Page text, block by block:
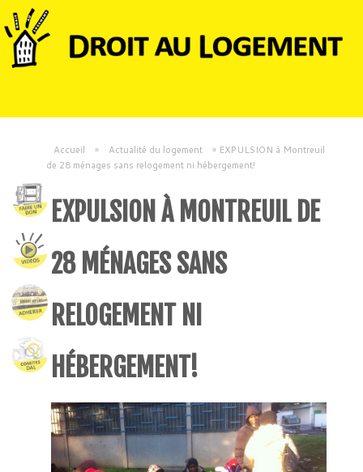
Accueil » Actualité du logement » EXPULSION à Montreuil
de 28 ménages sans relogement ni hébergement!
EXPULSION À MONTREUIL DE
28 MÉNAGES SANS
RELOGEMENT NI
HÉBERGEMENT!